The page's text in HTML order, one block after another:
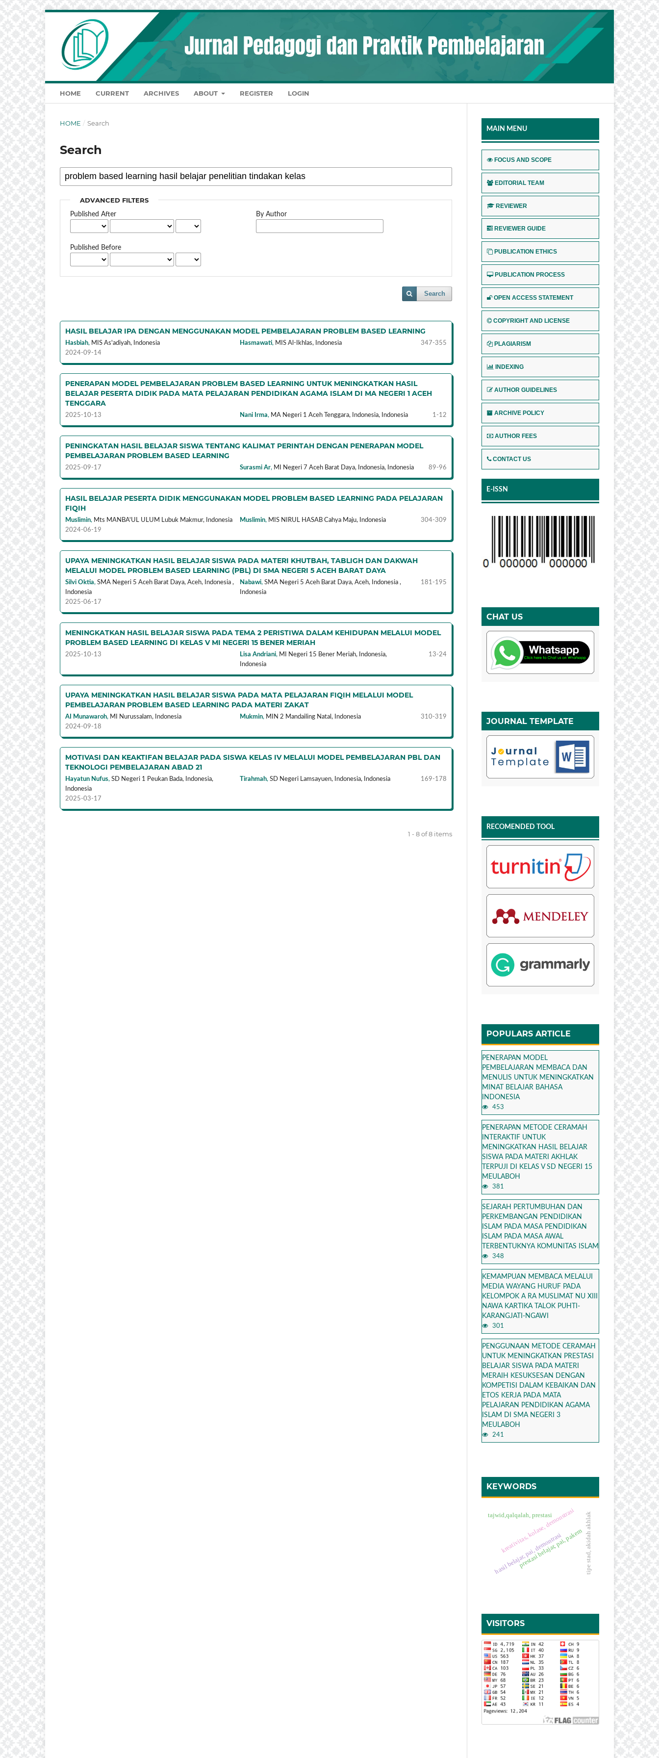
HOME CURRENT ARCHIVES ABOUT REGISTER LOGIN
HOME / Search
Search
ADVANCED FILTERS
Published After
Published Before
By Author
Search
HASIL BELAJAR IPA DENGAN MENGGUNAKAN MODEL PEMBELAJARAN PROBLEM BASED LEARNING
Hasmawati, MIS Al-Ikhlas, Indonesia
Hasbiah, MIS As'adiyah, Indonesia
347-355
2024-09-14
PENERAPAN MODEL PEMBELAJARAN PROBLEM BASED LEARNING UNTUK MENINGKATKAN HASIL
BELAJAR PESERTA DIDIK PADA MATA PELAJARAN PENDIDIKAN AGAMA ISLAM DI MA NEGERI 1 ACEH
TENGGARA
Nani Irma, MA Negeri 1 Aceh Tenggara, Indonesia, Indonesia 1-12
2025-10-13
PENINGKATAN HASIL BELAJAR SISWA TENTANG KALIMAT PERINTAH DENGAN PENERAPAN MODEL
PEMBELAJARAN PROBLEM BASED LEARNING
Surasmi Ar, MI Negeri 7 Aceh Barat Daya, Indonesia, Indonesia 89-96
2025-09-17
HASIL BELAJAR PESERTA DIDIK MENGGUNAKAN MODEL PROBLEM BASED LEARNING PADA PELAJARAN
FIQIH
Muslimin, MIS NIRUL HASAB Cahya Maju, Indonesia
Muslimin, Mts MANBA'UL ULUM Lubuk Makmur, Indonesia
304-309
2024-06-19
UPAYA MENINGKATKAN HASIL BELAJAR SISWA PADA MATERI KHUTBAH, TABLIGH DAN DAKWAH
MELALUI MODEL PROBLEM BASED LEARNING (PBL) DI SMA NEGERI 5 ACEH BARAT DAYA
Nabawi, SMA Negeri 5 Aceh Barat Daya, Aceh, Indonesia ,
Indonesia
Silvi Oktia, SMA Negeri 5 Aceh Barat Daya, Aceh, Indonesia ,
Indonesia
181-195
2025-06-17
MENINGKATKAN HASIL BELAJAR SISWA PADA TEMA 2 PERISTIWA DALAM KEHIDUPAN MELALUI MODEL
PROBLEM BASED LEARNING DI KELAS V MI NEGERI 15 BENER MERIAH
Lisa Andriani, MI Negeri 15 Bener Meriah, Indonesia,
Indonesia
13-24
2025-10-13
UPAYA MENINGKATKAN HASIL BELAJAR SISWA PADA MATA PELAJARAN FIQIH MELALUI MODEL
PEMBELAJARAN PROBLEM BASED LEARNING PADA MATERI ZAKAT
Mukmin, MIN 2 Mandailing Natal, Indonesia
AI Munawaroh, MI Nurussalam, Indonesia
310-319
2024-09-18
MOTIVASI DAN KEAKTIFAN BELAJAR PADA SISWA KELAS IV MELALUI MODEL PEMBELAJARAN PBL DAN
TEKNOLOGI PEMBELAJARAN ABAD 21
Tirahmah, SD Negeri Lamsayuen, Indonesia, Indonesia
Hayatun Nufus, SD Negeri 1 Peukan Bada, Indonesia,
Indonesia
169-178
2025-03-17
1 - 8 of 8 items
MAIN MENU
FOCUS AND SCOPE
EDITORIAL TEAM
REVIEWER
REVIEWER GUIDE
PUBLICATION ETHICS
PUBLICATION PROCESS
OPEN ACCESS STATEMENT
COPYRIGHT AND LICENSE
PLAGIARISM
INDEXING
AUTHOR GUIDELINES
ARCHIVE POLICY
AUTHOR FEES
CONTACT US
E-ISSN
CHAT US
JOURNAL TEMPLATE
RECOMENDED TOOL
POPULARS ARTICLE
PENERAPAN MODEL
PEMBELAJARAN MEMBACA DAN
MENULIS UNTUK MENINGKATKAN
MINAT BELAJAR BAHASA
INDONESIA
453
PENERAPAN METODE CERAMAH
INTERAKTIF UNTUK
MENINGKATKAN HASIL BELAJAR
SISWA PADA MATERI AKHLAK
TERPUJI DI KELAS V SD NEGERI 15
MEULABOH
381
SEJARAH PERTUMBUHAN DAN
PERKEMBANGAN PENDIDIKAN
ISLAM PADA MASA PENDIDIKAN
ISLAM PADA MASA AWAL
TERBENTUKNYA KOMUNITAS ISLAM
348
KEMAMPUAN MEMBACA MELALUI
MEDIA WAYANG HURUF PADA
KELOMPOK A RA MUSLIMAT NU XIII
NAWA KARTIKA TALOK PUHTI-
KARANGJATI-NGAWI
301
PENGGUNAAN METODE CERAMAH
UNTUK MENINGKATKAN PRESTASI
BELAJAR SISWA PADA MATERI
MERAIH KESUKSESAN DENGAN
KOMPETISI DALAM KEBAIKAN DAN
ETOS KERJA PADA MATA
PELAJARAN PENDIDIKAN AGAMA
ISLAM DI SMA NEGERI 3
MEULABOH
241
KEYWORDS
prestasi belajar, pai, pakem
kreativitas, kolase, demonstrasi
hasil belajar, pai, demontrasi tipe stad, akidah akhlak
tajwid,qalqalah, prestasi
VISITORS